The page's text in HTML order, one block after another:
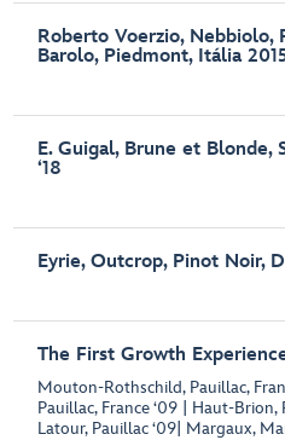
Roberto Voerzio, Nebbiolo,
Barolo, Piedmont, Itália
E. Guigal, Brune et Blonde,
‘18
Eyrie, Outcrop, Pinot Noir,
The First Growth
Mouton-Rothschild, Pauillac,
Pauillac, France ‘09 | Haut-Brion,
Latour, Pauillac ‘09| Margaux,